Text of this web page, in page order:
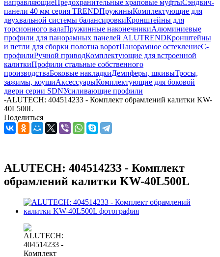
направляющиеПредохранительные храповые муфтыСэндвич-
панели 40 мм серия TRENDПружиныКомплектующие для
двухвальной системы балансировкиКронштейны для
торсионного валаПружинные наконечникиАлюминиевые
профили для панорамных панелей ALUTRENDКронштейны
и петли для сборки полотна воротПанорамное остеклениеС-
профилиРучной приводКомплектующие для встроенной
калиткиПрофили стальные собственного
производстваБоковые накладкиДемпферы, шкивыТросы,
зажимы, коушиАксессуарыКомплектующие для боковой
двери серии SDNУсиливающие профили
-ALUTECH: 404514233 - Комплект обрамлений калитки KW-
40L500L
Поделиться
ALUTECH: 404514233 - Комплект
обрамлений калитки KW-40L500L